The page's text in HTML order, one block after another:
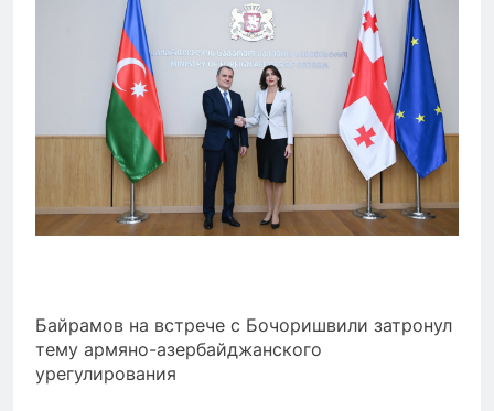
Байрамов на встрече с Бочоришвили затронул
тему армяно-азербайджанского
урегулирования